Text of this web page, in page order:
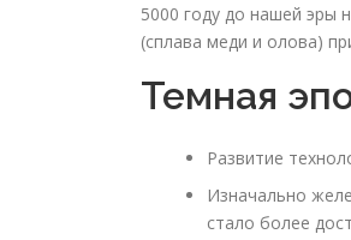
5000 году до нашей эры
(сплава меди и олова)
Темная
Развитие
Изначально
стало более